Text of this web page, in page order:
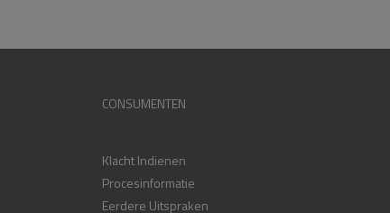
CONSUMENTEN
Klacht Indienen
Procesinformatie
Eerdere Uitspraken